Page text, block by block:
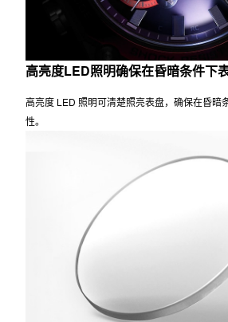
高亮度LED照明确保在昏暗条件下
高亮度 LED 照明可清楚照亮表盘，确保在昏暗
性。